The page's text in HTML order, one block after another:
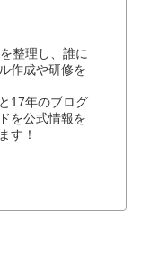
整理し、誰に
作成や研修を
17年のブログ
を公式情報を
す！